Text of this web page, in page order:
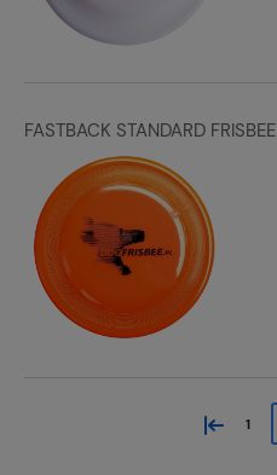
FASTBACK STANDARD FRISBEE
« 1